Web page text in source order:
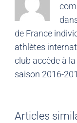
de France
athlètes
club accède à
saison 2016-
Articles